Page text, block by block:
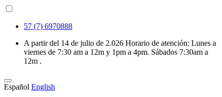
57 (7) 6970888
A partir del 14 de julio de 2.026 Horario de atención: Lunes a
viernes de 7:30 am a 12m y 1pm a 4pm. Sábados 7:30am a
12m .
Español English